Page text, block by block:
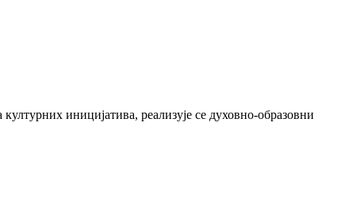
иницијатива, реализује се духовно-образовни